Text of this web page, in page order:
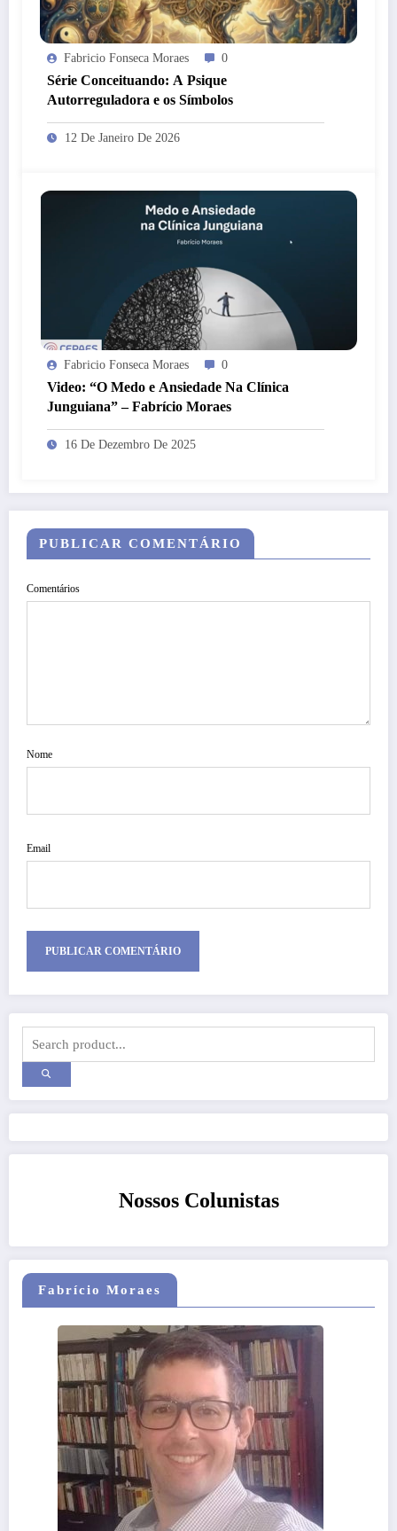
Fabricio Fonseca Moraes 0
Série Conceituando: A Psique
Autorreguladora e os Símbolos
12 De Janeiro De 2026
Fabricio Fonseca Moraes 0
Video: “O Medo e Ansiedade Na Clínica
Junguiana” – Fabrício Moraes
16 De Dezembro De 2025
PUBLICAR COMENTÁRIO
Comentários
Nome
Email
Nossos Colunistas
Fabrício Moraes